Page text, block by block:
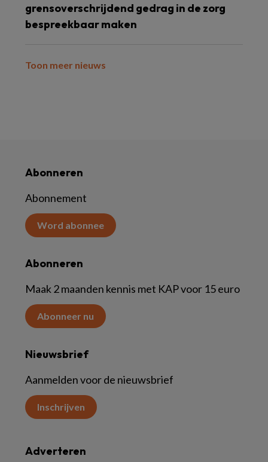
grensoverschrijdend gedrag in de zorg
bespreekbaar maken
Toon meer nieuws
Abonneren
Abonnement
Word abonnee
Abonneren
Maak 2 maanden kennis met KAP voor 15 euro
Abonneer nu
Nieuwsbrief
Aanmelden voor de nieuwsbrief
Inschrijven
Adverteren